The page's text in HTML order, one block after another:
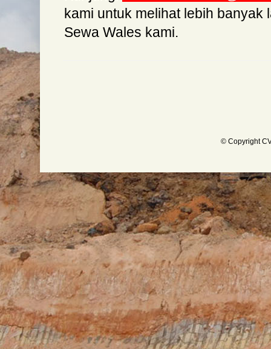
kami untuk melihat lebih banyak
Sewa Wales kami.
© Copyright